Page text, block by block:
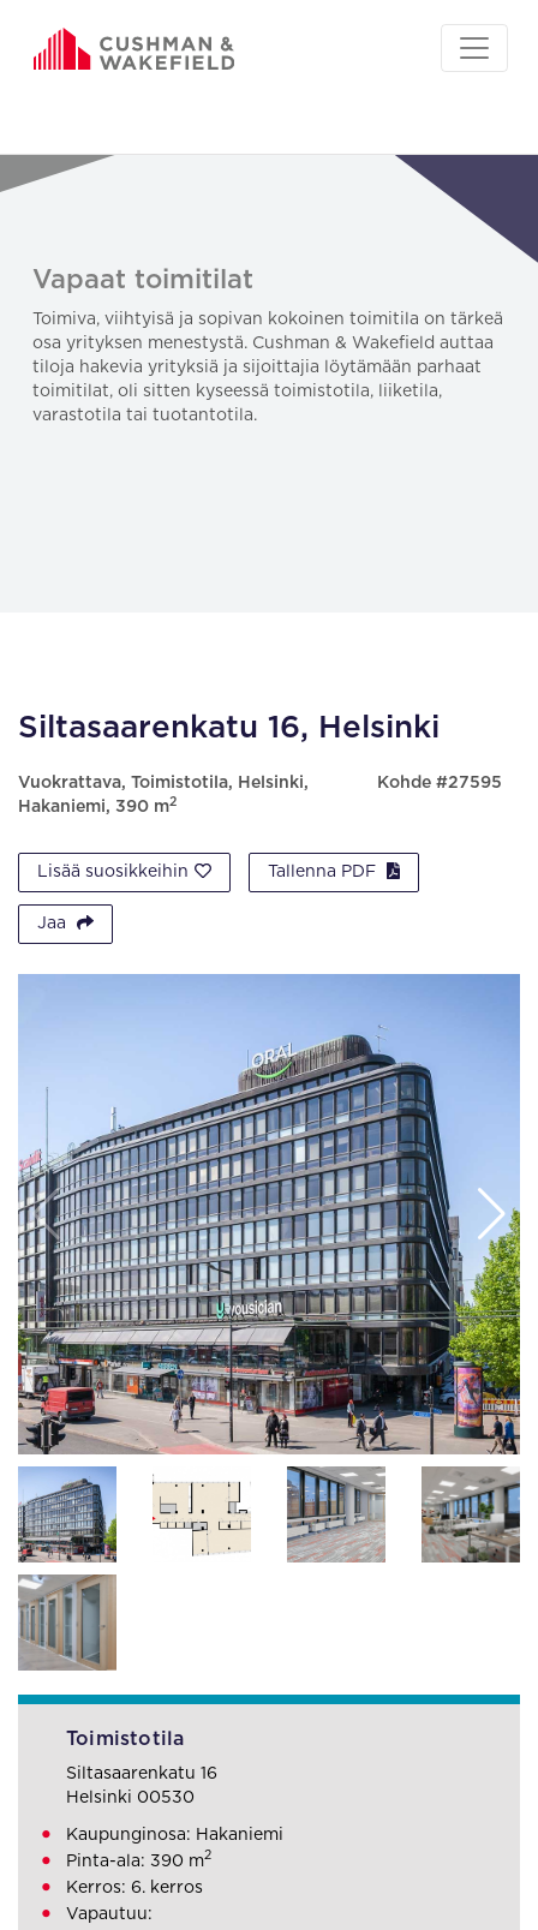
Vapaat toimitilat
Toimiva, viihtyisä ja sopivan kokoinen toimitila on tärkeä
osa yrityksen menestystä. Cushman & Wakefield auttaa
tiloja hakevia yrityksiä ja sijoittajia löytämään parhaat
toimitilat, oli sitten kyseessä toimistotila, liiketila,
varastotila tai tuotantotila.
Siltasaarenkatu 16, Helsinki
Vuokrattava, Toimistotila, Helsinki,
Hakaniemi, 390 m2
Kohde #27595
Lisää suosikkeihin Tallenna PDF
Jaa
Toimistotila
Siltasaarenkatu 16
Helsinki 00530
Kaupunginosa: Hakaniemi
Pinta-ala: 390 m2
Kerros: 6. kerros
Vapautuu: